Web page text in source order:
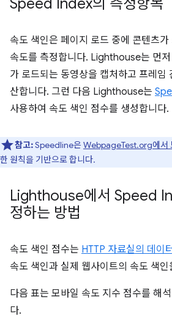
Speed Index의 측정항목
속도 색인은 페이지 로드 중에 콘텐츠
속도를 측정합니다. Lighthouse는 먼저
가 로드되는 동영상을 캡처하고 프레임
산합니다. 그런 다음 Lighthouse는
사용하여 속도 색인 점수를 생성합니다.
참고:Speedline은WebpageTest.org에서
한 원칙을 기반으로 합니다.
Lighthouse에서 Speed
정하는 방법
속도 색인 점수는 HTTP 자료실의 데이터
속도 색인과 실제 웹사이트의 속도 색
다음 표는 모바일 속도 지수 점수를 해
다.